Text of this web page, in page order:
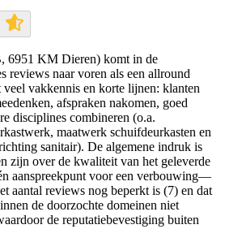
6951 KM Dieren) komt in de
reviews naar voren als een allround
vakkennis en korte lijnen: klanten
afspraken nakomen, goed
disciplines combineren (o.a.
maatwerk schuifdeurkasten en
sanitair). De algemene indruk is
zijn over de kwaliteit van het geleverde
aanspreekpunt voor een verbouwing—
aantal reviews nog beperkt is (7) en dat
de doorzochte domeinen niet
de reputatiebevestiging buiten